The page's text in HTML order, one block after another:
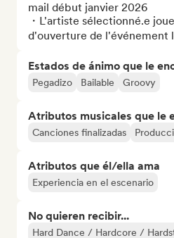
mail début janvier 2026
・L'artiste sélectionné.e
d'ouverture de l'événement
Estados de ánimo que le
Pegadizo Bailable Groovy
Atributos musicales que le
Canciones finalizadas
Atributos que él/ella ama
Experiencia en el escenario
No quieren recibir...
Hard Dance / Hardcore /